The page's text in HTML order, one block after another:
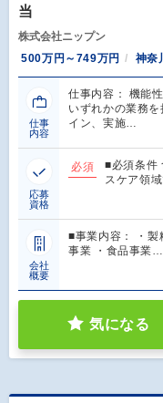
当
株式会社ニップン
500万円～749万円
神奈
仕事
内容
仕事内容： 機能
いずれかの業務
イン、実施…
応募
資格
必須
■必須条件
スケア領
会社
概要
■事業内容： ・
事業 ・食品事業
気になる